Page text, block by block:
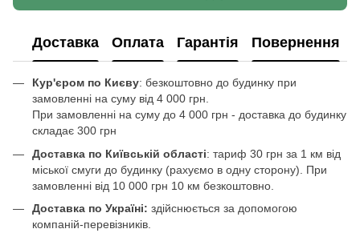
Доставка Оплата Гарантія Повернення
Кур'єром по Києву: безкоштовно до будинку при
замовленні на суму від 4 000 грн.
При замовленні на суму до 4 000 грн - доставка до будинку
складає 300 грн
Доставка по Київській області: тариф 30 грн за 1 км від
міської смуги до будинку (рахуємо в одну сторону). При
замовленні від 10 000 грн 10 км безкоштовно.
Доставка по Україні: здійснюється за допомогою
компаній-перевізників.